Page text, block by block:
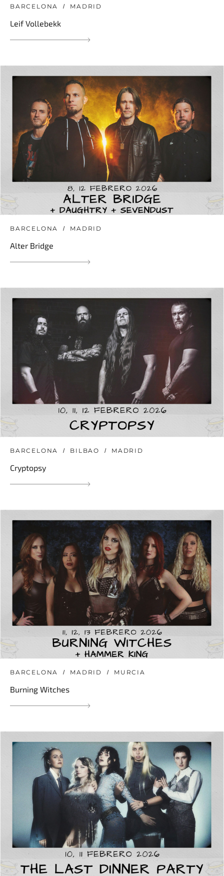
BARCELONA MADRID
Leif Vollebekk
BARCELONA MADRID
Alter Bridge
BARCELONA BILBAO MADRID
Cryptopsy
BARCELONA MADRID MURCIA
Burning Witches